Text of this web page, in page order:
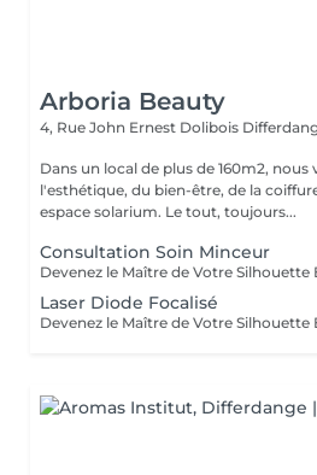
Arboria Beauty
4, Rue John Ernest Dolibois
Dans un local de plus de 160m2,
l'esthétique, du bien-être, de la
espace solarium. Le tout, toujours...
Consultation Soin Minceur
Laser Diode Focalisé